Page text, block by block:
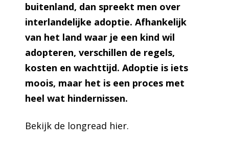
buitenland, dan spreekt men over
interlandelijke adoptie. Afhankelijk
van het land waar je een kind wil
adopteren, verschillen de regels,
kosten en wachttijd. Adoptie is iets
moois, maar het is een proces met
heel wat hindernissen.
Bekijk de longread hier.